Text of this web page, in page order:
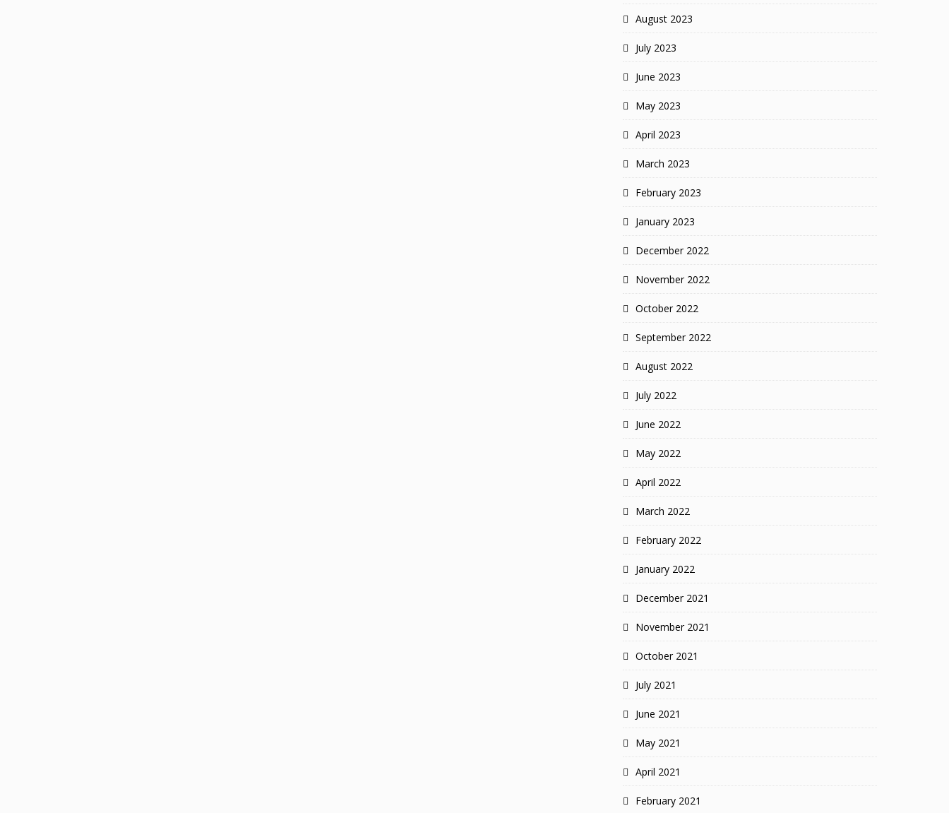
August 2023
July 2023
June 2023
May 2023
April 2023
March 2023
February 2023
January 2023
December 2022
November 2022
October 2022
September 2022
August 2022
July 2022
June 2022
May 2022
April 2022
March 2022
February 2022
January 2022
December 2021
November 2021
October 2021
July 2021
June 2021
May 2021
April 2021
February 2021